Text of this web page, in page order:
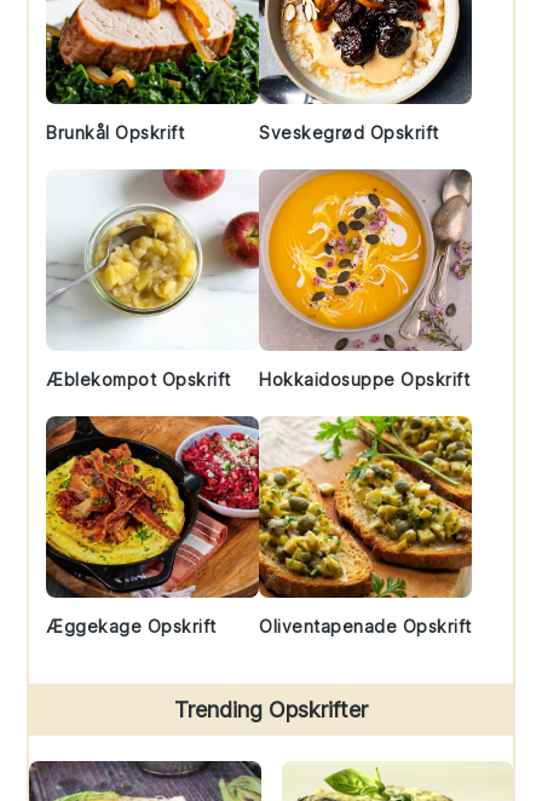
Brunkål Opskrift Sveskegrød Opskrift
Æblekompot Opskrift Hokkaidosuppe Opskrift
Æggekage Opskrift Oliventapenade Opskrift
Trending Opskrifter